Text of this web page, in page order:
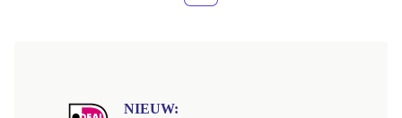
NIEUW: